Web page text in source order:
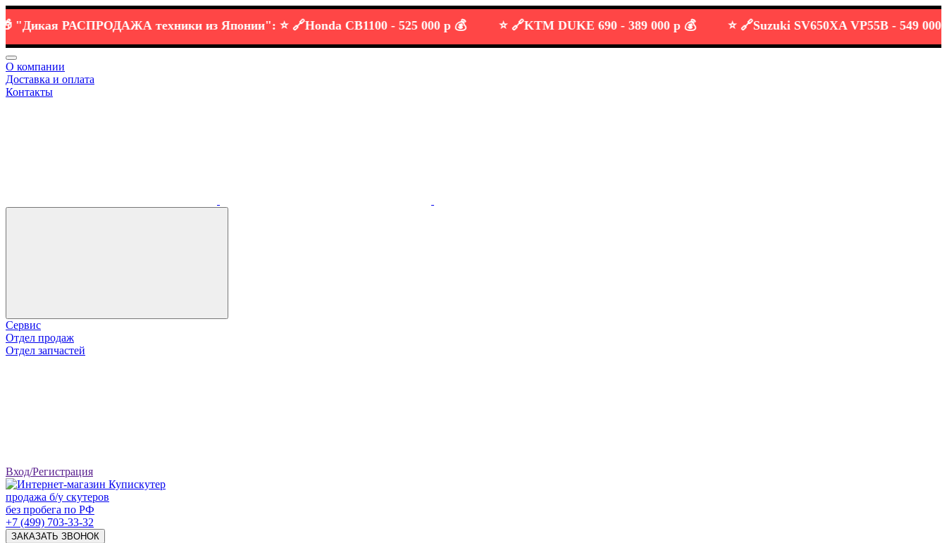
РАСПРОДАЖАтехникииз Японии": ⭐️ 🔗 Honda CB1100 -525 000 р 💰 KTM DUKE 690 -389 000 р 💰 Suzuki SV650XA VP55B -549 000 р 💰
О компании
Доставка и оплата
Контакты
Сервис
Отдел продаж
Отдел запчастей
Вход/Регистрация
продажа б/у скутеров
без пробега по РФ
+7 (499) 703-33-32
ЗАКАЗАТЬ ЗВОНОК